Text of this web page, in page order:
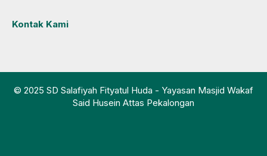
Kontak Kami
© 2025 SD Salafiyah Fityatul Huda - Yayasan Masjid Wakaf
Said Husein Attas Pekalongan